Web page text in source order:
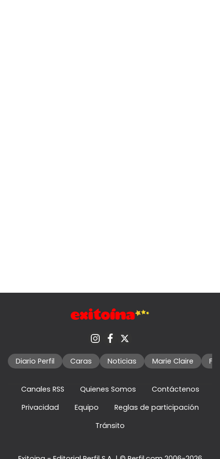
Diario Perfil Caras Noticias Marie Claire
Canales RSS Quienes Somos
Contáctenos
Privacidad
Equipo
Reglas de participación
Tránsito